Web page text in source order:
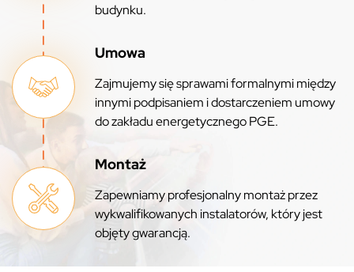
budynku.
Umowa
Zajmujemy się sprawami formalnymi między
innymi podpisaniem i dostarczeniem umowy
do zakładu energetycznego PGE.
Montaż
Zapewniamy profesjonalny montaż przez
wykwalifikowanych instalatorów, który jest
objęty gwarancją.